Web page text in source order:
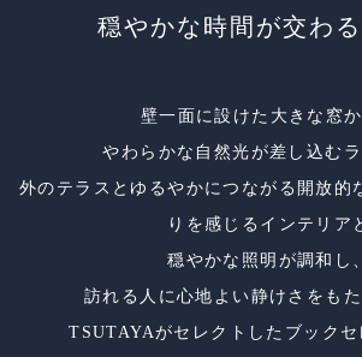
穏やかな時間が交わる
壁一面に設けた大きな窓か
やわらかな自然光が差し込むラ
外のテラスとゆるやかにつながる開放的
りを感じるインテリア
穏やかな照明が調和し、
訪れる人に心地よい静けさをもた
TSUTAYAがセレクトしたブック